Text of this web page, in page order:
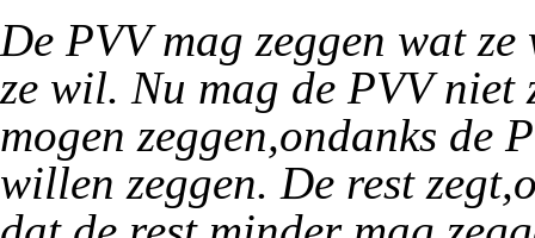
De PVV mag zeggen wat
ze wil. Nu mag de PVV niet
mogen zeggen,ondanks de
willen zeggen. De rest